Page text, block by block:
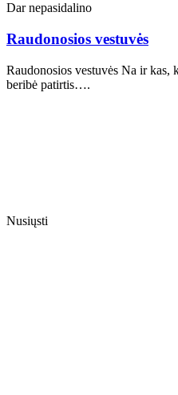
Dar nepasidalino
Raudonosios vestuvės
Raudonosios vestuvės Na ir kas,
beribė patirtis….
Nusiųsti